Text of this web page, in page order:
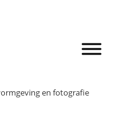
en fotografie